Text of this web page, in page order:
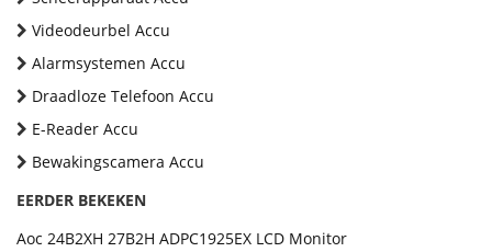
Videodeurbel Accu
Alarmsystemen Accu
Draadloze Telefoon Accu
E-Reader Accu
Bewakingscamera Accu
EERDER BEKEKEN
Aoc 24B2XH 27B2H ADPC1925EX LCD Monitor